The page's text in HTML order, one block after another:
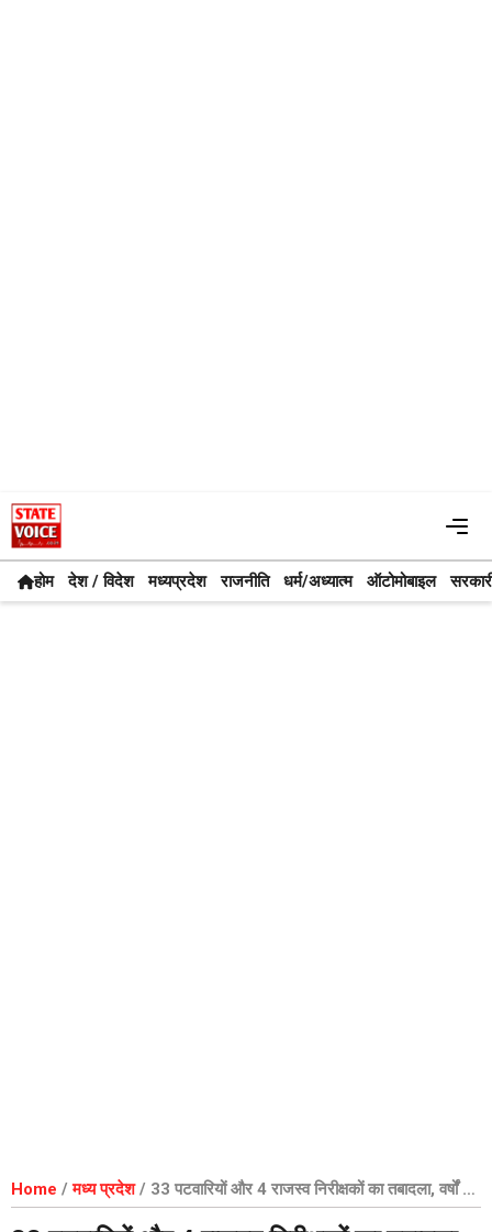
Skip
to
content
होम देश / विदेश मध्यप्रदेश राजनीति धर्म/अध्यात्म ऑटोमोबाइल
Home /मध्य प्रदेश/ 33 पटवारियों और 4 राजस्व निरीक्षकों का तबादला, वर्षों से
एक ही तहसील में थे पदस्थ